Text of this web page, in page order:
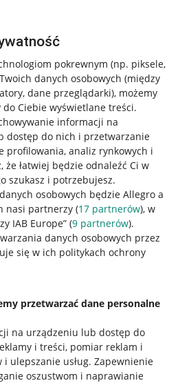
pokrewnym (np. piksele,
danych osobowych (między
dane przeglądarki), możemy
Ciebie wyświetlane treści.
informacji na
dostęp do nich i przetwarzanie
profilowania, analiz rynkowych i
że łatwiej będzie odnaleźć Ci w
szukasz i potrzebujesz.
osobowych będzie Allegro a
nasi partnerzy (17 partnerów), w
IAB Europe” (9 partnerów).
danych osobowych przez
się w ich politykach ochrony
przetwarzać dane personalne
na urządzeniu lub dostęp do
i treści, pomiar reklam i
ulepszanie usług. Zapewnienie
oszustwom i naprawianie